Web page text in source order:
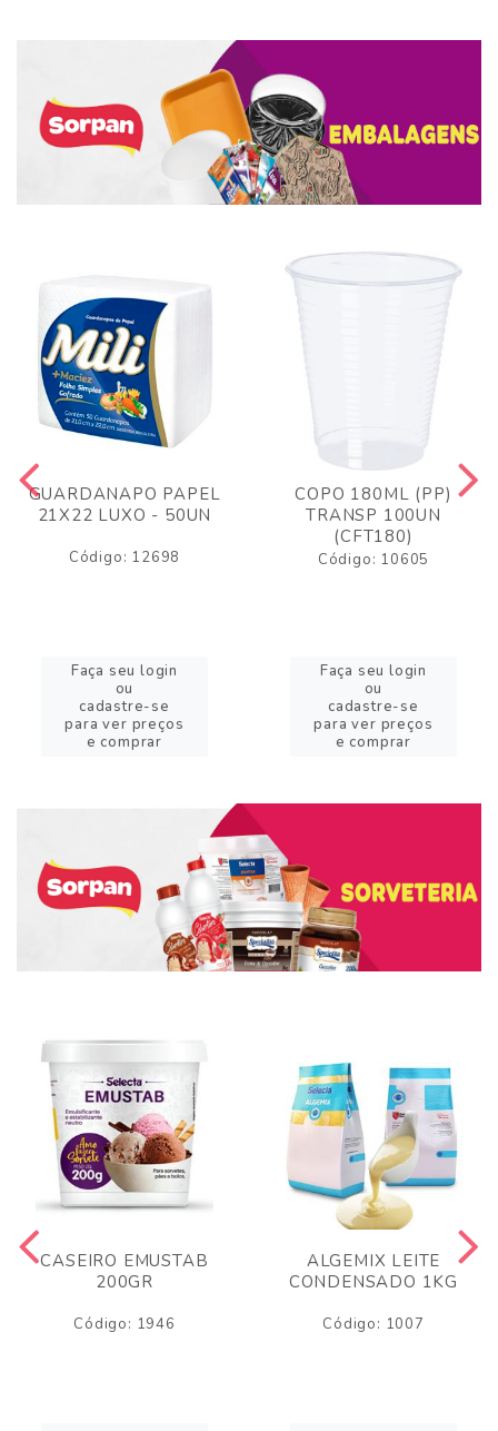
GUARDANAPO PAPEL
21X22 LUXO - 50UN
Código: 12698
Faça seu login
ou
cadastre-se
para ver preços
e comprar
COPO 180ML (PP)
TRANSP 100UN
(CFT180)
Código: 10605
Faça seu login
ou
cadastre-se
para ver preços
e comprar
CASEIRO EMUSTAB
200GR
Código: 1946
ALGEMIX LEITE
CONDENSADO 1KG
Código: 1007